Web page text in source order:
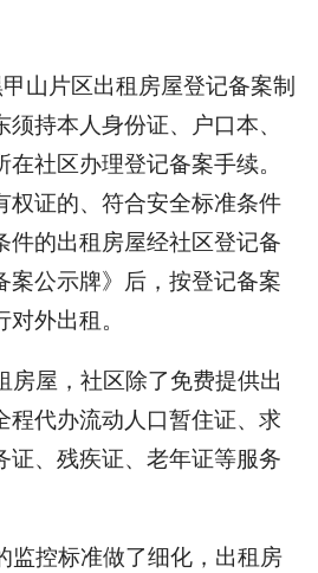
山片区出租房屋登记备案制
持本人身份证、户口本、
社区办理登记备案手续。
权证的、符合安全标准条件
件的出租房屋经社区登记备
案公示牌》后，按登记备案
外出租。
屋，社区除了免费提供出
程代办流动人口暂住证、求
证、残疾证、老年证等服务
控标准做了细化，出租房